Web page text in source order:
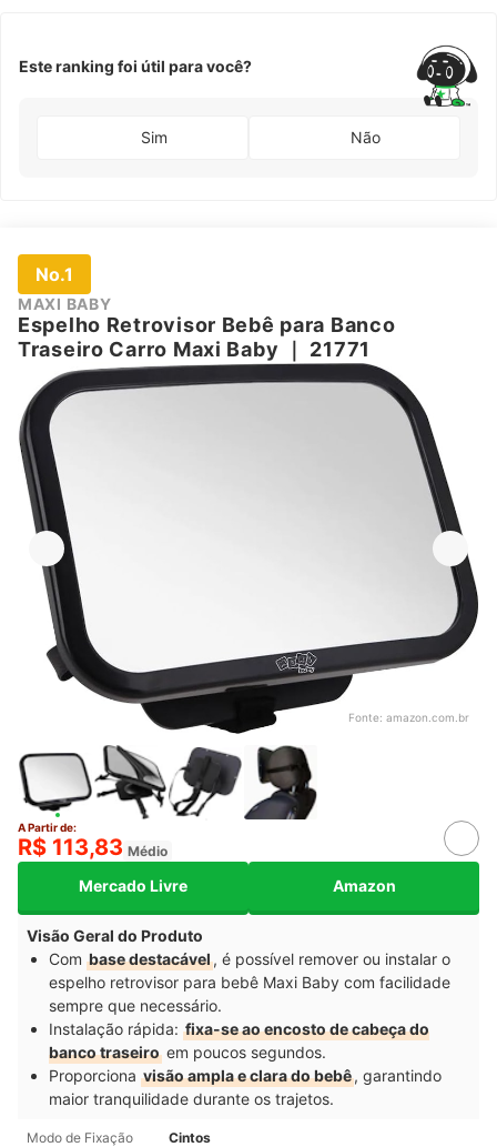
Este ranking foi útil para você?
Sim Não
No.1
MAXI BABY
Espelho Retrovisor Bebê para Banco
Traseiro Carro Maxi Baby
21771
Fonte: amazon.com.br
A Partir de:
R$ 113,83 Médio
Mercado Livre Amazon
Visão Geral do Produto
Com base destacável, é possível remover ou instalar o
espelho retrovisor para bebê Maxi Baby com facilidade
sempre que necessário.
Instalação rápida: fixa-se ao encosto de cabeça do
banco traseiro em poucos segundos.
Proporciona visão ampla e clara do bebê, garantindo
maior tranquilidade durante os trajetos.
Modo de Fixação Cintos